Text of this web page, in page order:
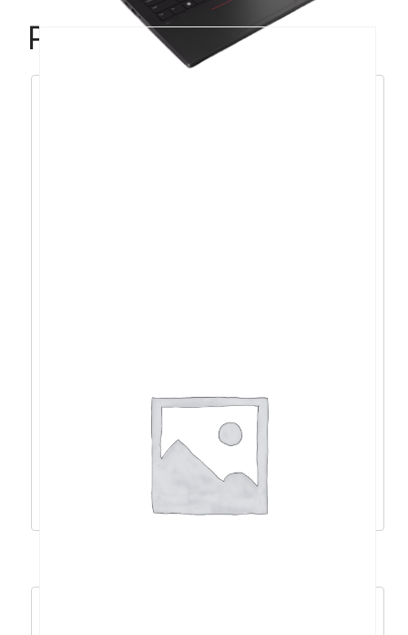
Povezani proizvodi
U7/16GB/512GB/14’WUXGA/W11P –
21ML0033SC
2.150,90€ 1.935,81